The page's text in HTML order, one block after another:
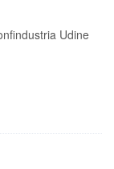
Udine